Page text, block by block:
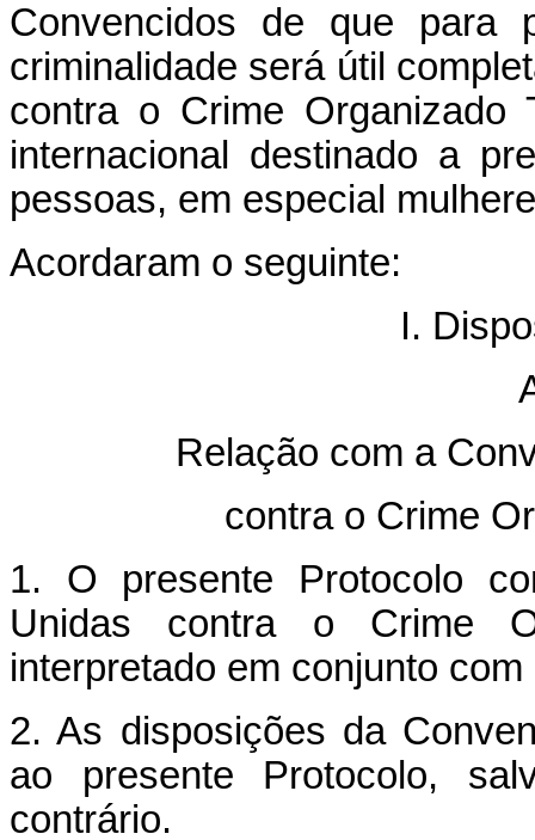
Convencidos de que para
criminalidade será útil
contra o Crime Organizado
internacional destinado a
pessoas, em especial
Acordaram o seguinte:
I.
Relação com a
contra o Crime
1. O presente Protocolo
Unidas contra o Crime
interpretado em conjunto
2. As disposições da
ao presente Protocolo,
contrário.